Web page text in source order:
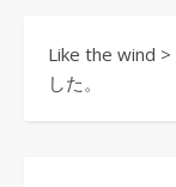
Like the wind >
した。